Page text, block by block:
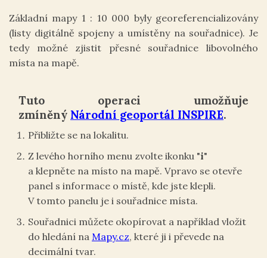
Základní mapy 1 : 10 000 byly georeferencializovány
(listy digitálně spojeny a umístěny na souřadnice). Je
tedy možné zjistit přesné souřadnice libovolného
místa na mapě.
Tuto operaci umožňuje
zmíněný Národní geoportál INSPIRE.
Přibližte se na lokalitu.
Z levého horního menu zvolte ikonku "i"
a klepněte na místo na mapě. Vpravo se otevře
panel s informace o místě, kde jste klepli.
V tomto panelu je i souřadnice místa.
Souřadnici můžete okopírovat a například vložit
do hledání na Mapy.cz, které ji i převede na
decimální tvar.